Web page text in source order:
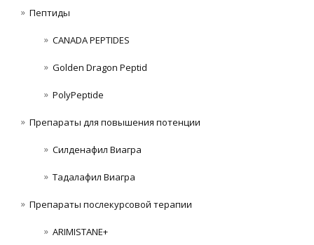
Пептиды
CANADA PEPTIDES
Golden Dragon Peptid
PolyPeptide
Препараты для повышения потенции
Силденафил Виагра
Тадалафил Виагра
Препараты послекурсовой терапии
ARIMISTANE+